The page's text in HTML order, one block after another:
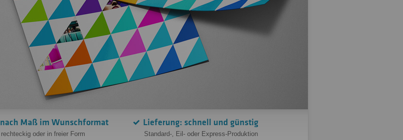
nach Maß im Wunschformat
rechteckig oder in freier Form
Lieferung: schnell und günstig
Standard-, Eil- oder Express-Produktion